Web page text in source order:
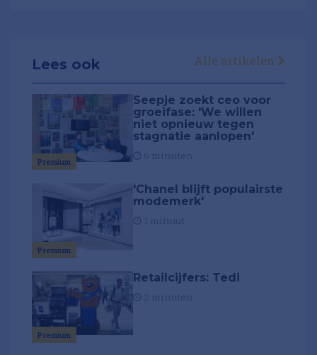
Lees ook Alle artikelen
Premium
Seepje zoekt ceo voor
groeifase: 'We willen
niet opnieuw tegen
stagnatie aanlopen'
Premium
'Chanel blijft populairste
modemerk'
Premium
Retailcijfers: Tedi